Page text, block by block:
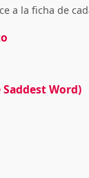
a la ficha de
Saddest Word)